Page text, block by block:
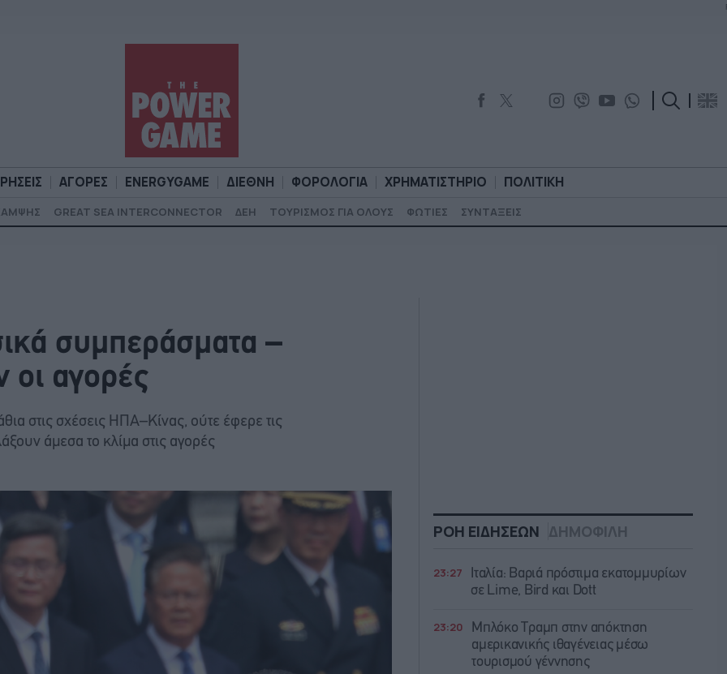
ΑΓΟΡΕΣ ENERGYGAME ΔΙΕΘΝΗ ΦΟΡΟΛΟΓΙΑ ΧΡΗΜΑΤΙΣΤΗΡΙΟ ΠΟΛΙΤΙΚΗ
GREAT SEA INTERCONNECTOR ΔΕΗ ΤΟΥΡΙΣΜΟΣ ΓΙΑ ΟΛΟΥΣ ΦΩΤΙΕΣ ΣΥΝΤΑΞΕΙΣ
συμπεράσματα –
οι αγορές
στις σχέσεις ΗΠΑ–Κίνας, ούτε έφερε τις
άμεσα το κλίμα στις αγορές
ΡΟΗ ΕΙΔΗΣΕΩΝ ΔΗΜΟΦΙΛΗ
23:27
Ιταλία: Βαριά πρόστιμα εκατομμυρίων
σε Lime, Bird και Dott
23:20
Μπλόκο Τραμπ στην απόκτηση
αμερικανικής ιθαγένειας μέσω
τουρισμού γέννησης